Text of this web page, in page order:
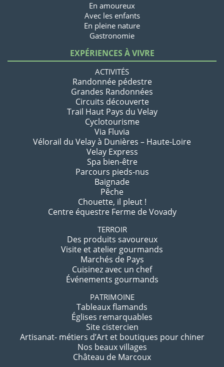
En amoureux
Avec les enfants
En pleine nature
Gastronomie
EXPÉRIENCES À VIVRE
ACTIVITÉS
Randonnée pédestre
Grandes Randonnées
Circuits découverte
Trail Haut Pays du Velay
Cyclotourisme
Via Fluvia
Vélorail du Velay à Dunières – Haute-Loire
Velay Express
Spa bien-être
Parcours pieds-nus
Baignade
Pêche
Chouette, il pleut !
Centre équestre Ferme de Vovady
TERROIR
Des produits savoureux
Visite et atelier gourmands
Marchés de Pays
Cuisinez avec un chef
Événements gourmands
PATRIMOINE
Tableaux flamands
Églises remarquables
Site cistercien
Artisanat- métiers d’Art et boutiques pour chiner
Nos beaux villages
Château de Marcoux